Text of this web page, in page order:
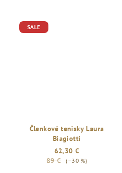
SALE
Členkové tenisky Laura
Biagiotti
62,30 €
89 €
(–30 %)